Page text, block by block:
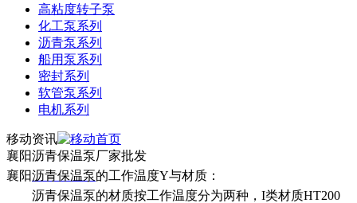
高粘度转子泵
化工泵系列
沥青泵系列
船用泵系列
密封系列
软管泵系列
电机系列
移动资讯
襄阳沥青保温泵厂家批发
襄阳沥青保温泵的工作温度Y与材质：
沥青保温泵的材质按工作温度分为两种， I类材质HT200